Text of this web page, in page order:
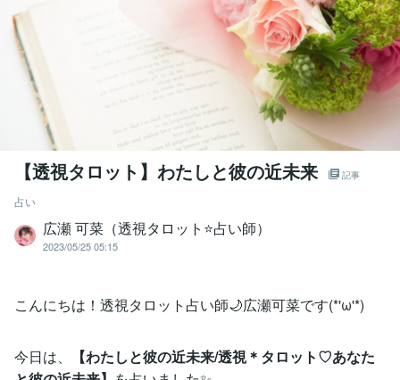
【透視タロット】わたしと彼の近未来 記事
占い
広瀬 可菜（透視タロット⭐占い師）
2023/05/25 05:15
こんにちは！透視タロット占い師🌙広瀬可菜です(*'ω'*)
今日は、
【わたしと彼の近未来/透視＊タロット♡あなた